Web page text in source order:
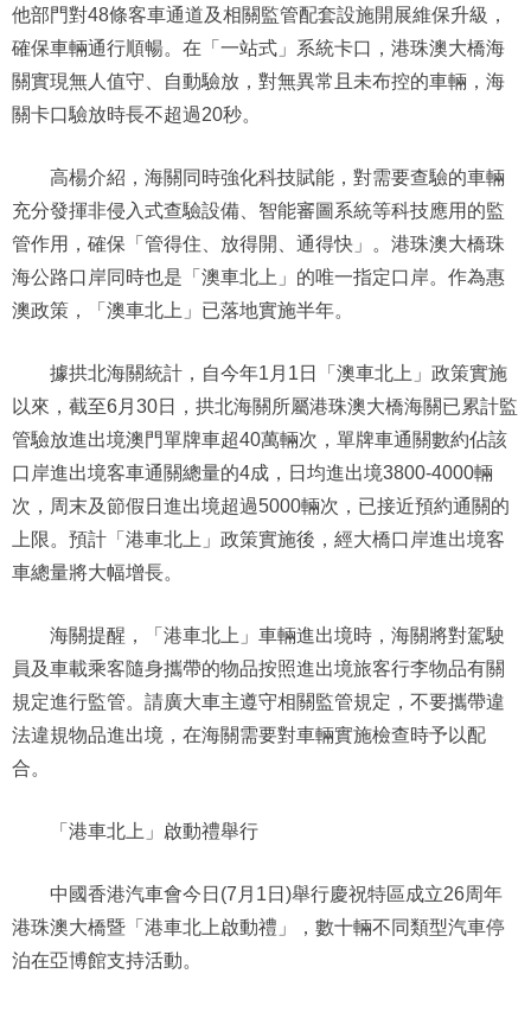
他部門對48條客車通道及相關監管配套設施開展維保升級，
確保車輛通行順暢。在「一站式」系統卡口，港珠澳大橋海
關實現無人值守、自動驗放，對無異常且未布控的車輛，海
關卡口驗放時長不超過20秒。
高楊介紹，海關同時強化科技賦能，對需要查驗的車輛
充分發揮非侵入式查驗設備、智能審圖系統等科技應用的監
管作用，確保「管得住、放得開、通得快」。港珠澳大橋珠
海公路口岸同時也是「澳車北上」的唯一指定口岸。作為惠
澳政策，「澳車北上」已落地實施半年。
據拱北海關統計，自今年1月1日「澳車北上」政策實施
以來，截至6月30日，拱北海關所屬港珠澳大橋海關已累計監
管驗放進出境澳門單牌車超40萬輛次，單牌車通關數約佔該
口岸進出境客車通關總量的4成，日均進出境3800-4000輛
次，周末及節假日進出境超過5000輛次，已接近預約通關的
上限。預計「港車北上」政策實施後，經大橋口岸進出境客
車總量將大幅增長。
海關提醒，「港車北上」車輛進出境時，海關將對駕駛
員及車載乘客隨身攜帶的物品按照進出境旅客行李物品有關
規定進行監管。請廣大車主遵守相關監管規定，不要攜帶違
法違規物品進出境，在海關需要對車輛實施檢查時予以配
合。
「港車北上」啟動禮舉行
中國香港汽車會今日(7月1日)舉行慶祝特區成立26周年
港珠澳大橋暨「港車北上啟動禮」，數十輛不同類型汽車停
泊在亞博館支持活動。